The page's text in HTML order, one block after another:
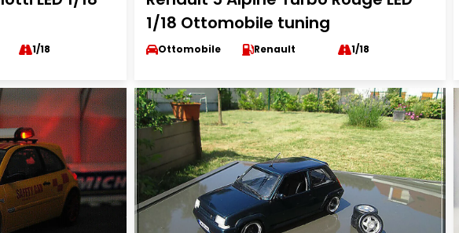
1/18
1/18 Ottomobile tuning
Ottomobile Renault 1/18